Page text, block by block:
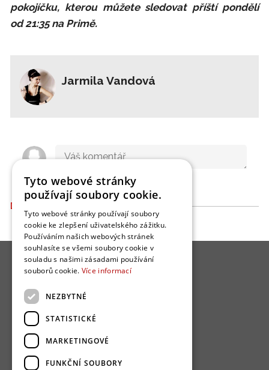
pokojíčku, kterou můžete sledovat příští pondělí
od 21:35 na Primě.
Jarmila Vandová
DALŠÍ ČLÁNKY
Uživatelské podmínky
Tyto webové stránky
používají soubory cookie.
Tyto webové stránky používají soubory
cookie ke zlepšení uživatelského zážitku.
Používáním našich webových stránek
souhlasíte se všemi soubory cookie v
souladu s našimi zásadami používání
souborů cookie. Více informací
NEZBYTNÉ
STATISTICKÉ
MARKETINGOVÉ
FUNKČNÍ SOUBORY